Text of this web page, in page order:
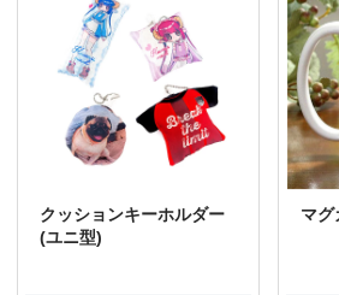
クッションキーホルダー
(ユニ型)
マグ